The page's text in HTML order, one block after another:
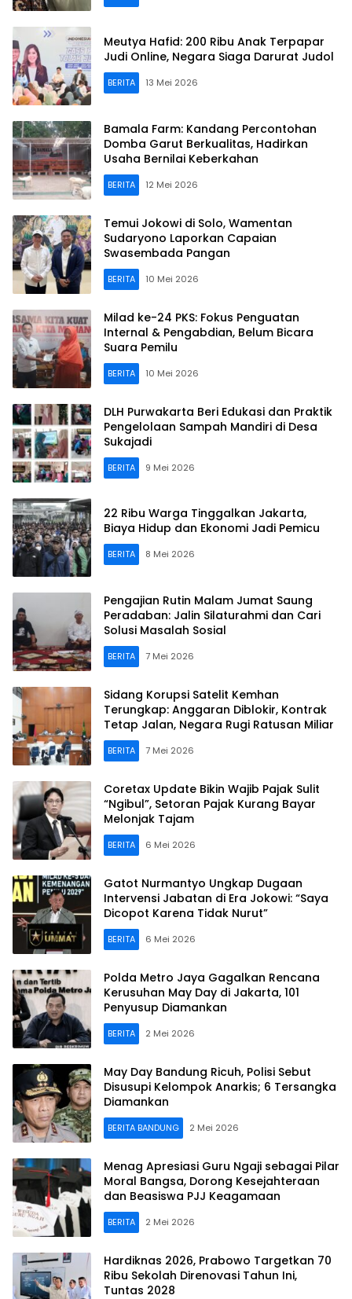
Meutya Hafid: 200 Ribu Anak Terpapar
Judi Online, Negara Siaga Darurat Judol
BERITA 13 Mei 2026
Bamala Farm: Kandang Percontohan
Domba Garut Berkualitas, Hadirkan
Usaha Bernilai Keberkahan
BERITA 12 Mei 2026
Temui Jokowi di Solo, Wamentan
Sudaryono Laporkan Capaian
Swasembada Pangan
BERITA 10 Mei 2026
Milad ke-24 PKS: Fokus Penguatan
Internal & Pengabdian, Belum Bicara
Suara Pemilu
BERITA 10 Mei 2026
DLH Purwakarta Beri Edukasi dan Praktik
Pengelolaan Sampah Mandiri di Desa
Sukajadi
BERITA 9 Mei 2026
22 Ribu Warga Tinggalkan Jakarta,
Biaya Hidup dan Ekonomi Jadi Pemicu
BERITA 8 Mei 2026
Pengajian Rutin Malam Jumat Saung
Peradaban: Jalin Silaturahmi dan Cari
Solusi Masalah Sosial
BERITA 7 Mei 2026
Sidang Korupsi Satelit Kemhan
Terungkap: Anggaran Diblokir, Kontrak
Tetap Jalan, Negara Rugi Ratusan Miliar
BERITA 7 Mei 2026
Coretax Update Bikin Wajib Pajak Sulit
“Ngibul”, Setoran Pajak Kurang Bayar
Melonjak Tajam
BERITA 6 Mei 2026
Gatot Nurmantyo Ungkap Dugaan
Intervensi Jabatan di Era Jokowi: “Saya
Dicopot Karena Tidak Nurut”
BERITA 6 Mei 2026
Polda Metro Jaya Gagalkan Rencana
Kerusuhan May Day di Jakarta, 101
Penyusup Diamankan
BERITA 2 Mei 2026
May Day Bandung Ricuh, Polisi Sebut
Disusupi Kelompok Anarkis; 6 Tersangka
Diamankan
BERITA BANDUNG 2 Mei 2026
Menag Apresiasi Guru Ngaji sebagai Pilar
Moral Bangsa, Dorong Kesejahteraan
dan Beasiswa PJJ Keagamaan
BERITA 2 Mei 2026
Hardiknas 2026, Prabowo Targetkan 70
Ribu Sekolah Direnovasi Tahun Ini,
Tuntas 2028